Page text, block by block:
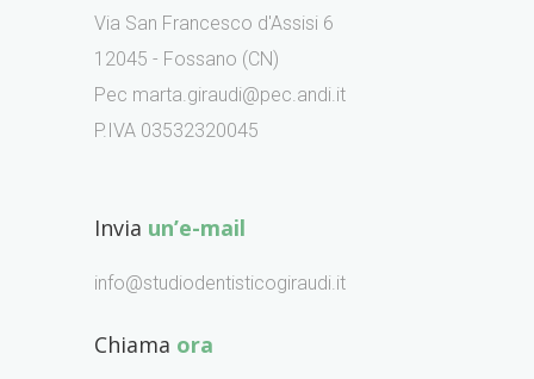
Via San Francesco d'Assisi 6
12045 - Fossano (CN)
Pec marta.giraudi@pec.andi.it
P.IVA 03532320045
Invia un’e-mail
info@studiodentisticogiraudi.it
Chiama ora